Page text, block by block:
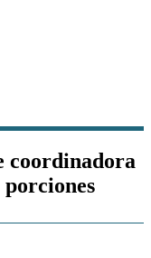
coordinadora